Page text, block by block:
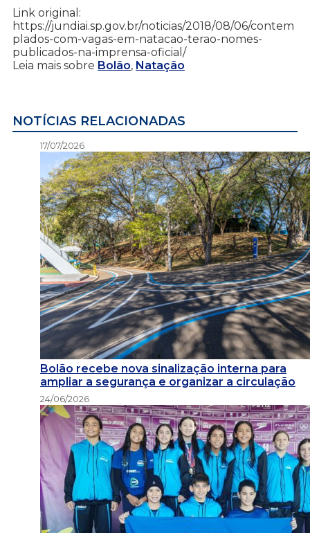
Link original:
https://jundiai.sp.gov.br/noticias/2018/08/06/contem
plados-com-vagas-em-natacao-terao-nomes-
publicados-na-imprensa-oficial/
Leia mais sobre Bolão, Natação
NOTÍCIAS RELACIONADAS
17/07/2026
Bolão recebe nova sinalização interna para
ampliar a segurança e organizar a circulação
24/06/2026